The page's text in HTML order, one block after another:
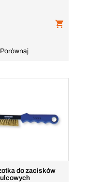
Porównaj
do zacisków